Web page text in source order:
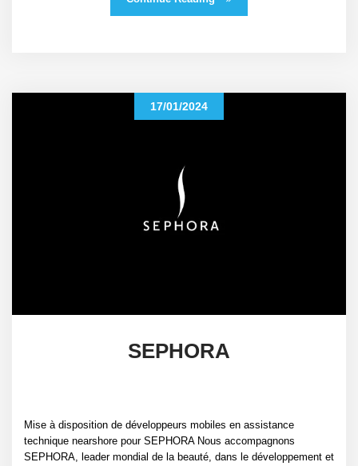
17/01/2024
SEPHORA
Mise à disposition de développeurs mobiles en assistance
technique nearshore pour SEPHORA Nous accompagnons
SEPHORA, leader mondial de la beauté, dans le développement et